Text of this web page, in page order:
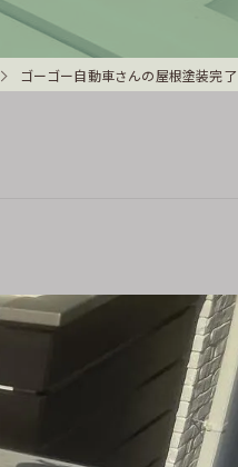
ゴーゴー自動車さんの屋根塗装完